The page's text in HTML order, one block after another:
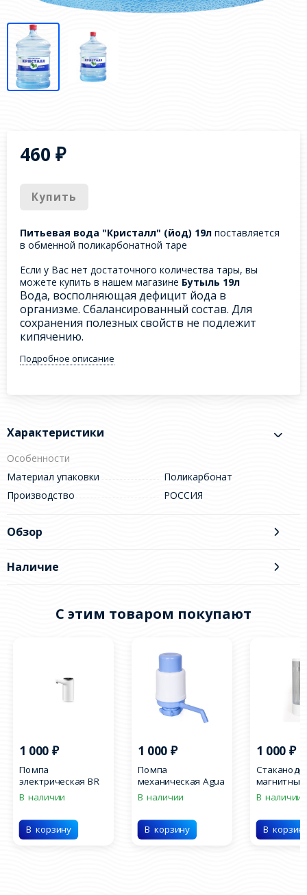
460₽
Купить
Питьевая вода "Кристалл" (йод) 19л поставляется
в обменной поликарбонатной таре
Если у Вас нет достаточного количества тары, вы
можете купить в нашем магазине Бутыль 19л
Вода, восполняющая дефицит йода в
организме. Сбалансированный состав. Для
сохранения полезных свойств не подлежит
кипячению.
Подробное описание
Характеристики
Особенности
Материал упаковки
Поликарбонат
Производство
РОССИЯ
Обзор
Наличие
C этим товаром покупают
1 000 ₽
Помпа
электрическая BR
048
В наличии
В корзину
1 000 ₽
Помпа
механическая Agua
Work голубая
В наличии
В корзину
1 000 ₽
магнитный
В наличии
В